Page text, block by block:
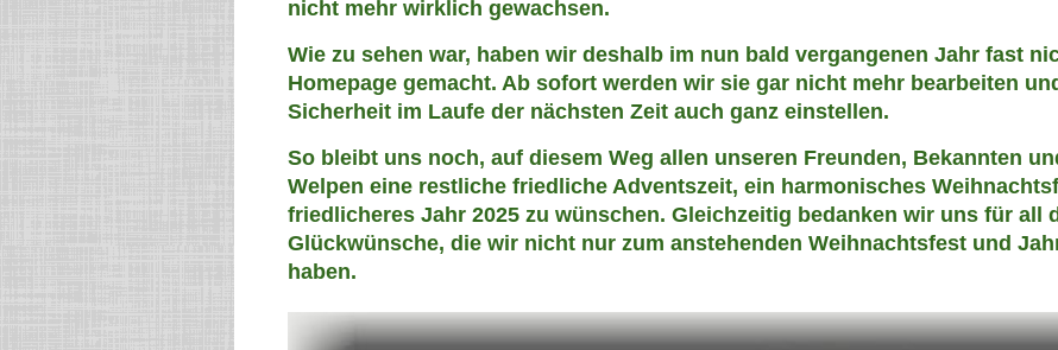
nicht mehr wirklich gewachsen.
Wie zu sehen war, haben wir deshalb im nun bald vergangenen Jahr fast
Homepage gemacht. Ab sofort werden wir sie gar nicht mehr bearbeiten
Sicherheit im Laufe der nächsten Zeit auch ganz einstellen.
So bleibt uns noch, auf diesem Weg allen unseren Freunden, Bekannten
Welpen eine restliche friedliche Adventszeit, ein harmonisches
friedlicheres Jahr 2025 zu wünschen. Gleichzeitig bedanken wir uns für all
Glückwünsche, die wir nicht nur zum anstehenden Weihnachtsfest und
haben.